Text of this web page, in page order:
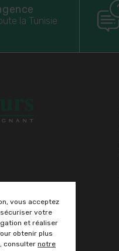
la Tunisie
vous acceptez
votre
et réaliser
obtenir plus
consulter notre